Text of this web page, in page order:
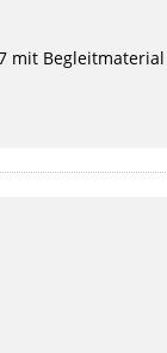
mit